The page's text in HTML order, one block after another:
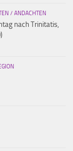
/ ANDACHTEN
nach Trinitatis,